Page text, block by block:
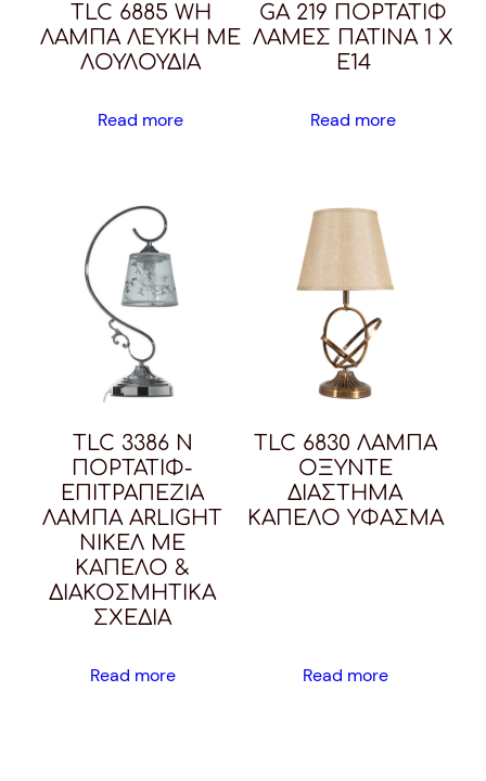
TLC 6885 WH
ΛΑΜΠΑ ΛΕΥΚΗ ΜΕ
ΛΟΥΛΟΥΔΙΑ
Read more
GA 219 ΠΟΡΤΑΤΙΦ
ΛΑΜΕΣ ΠΑΤΙΝΑ 1 Χ
Ε14
Read more
TLC 3386 N
ΠΟΡΤΑΤΙΦ-
ΕΠΙΤΡΑΠΕΖΙΑ
ΛΑΜΠΑ ARLIGHT
ΝΙΚΕΛ ΜΕ
ΚΑΠΕΛΟ &
ΔΙΑΚΟΣΜΗΤΙΚΑ
ΣΧΕΔΙΑ
Read more
TLC 6830 ΛΑΜΠΑ
ΟΞΥΝΤΕ
ΔΙΑΣΤΗΜΑ
ΚΑΠΕΛΟ ΥΦΑΣΜΑ
Read more